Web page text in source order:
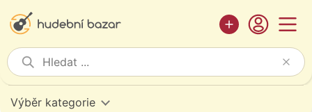
Výběr kategorie